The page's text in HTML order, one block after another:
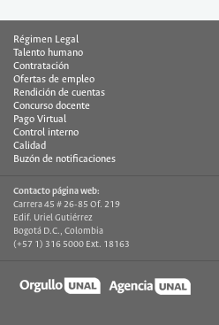
Régimen Legal
Talento humano
Contratación
Ofertas de empleo
Rendición de cuentas
Concurso docente
Pago Virtual
Control interno
Calidad
Buzón de notificaciones
Contacto página web:
Carrera 45 # 26-85 Of. 219
Edif. Uriel Gutiérrez
Bogotá D.C., Colombia
(+57 1) 316 5000 Ext. 18163